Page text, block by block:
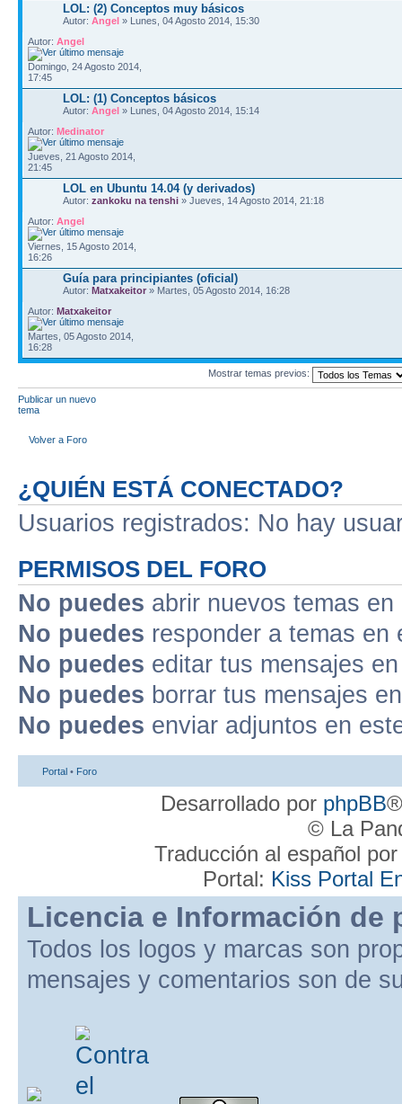
LOL: (2) Conceptos muy básicos
Autor: Angel » Lunes, 04 Agosto 2014, 15:30
Autor: Angel
Domingo, 24 Agosto 2014,
17:45
LOL: (1) Conceptos básicos
Autor: Angel » Lunes, 04 Agosto 2014, 15:14
Autor: Medinator
Jueves, 21 Agosto 2014,
21:45
LOL en Ubuntu 14.04 (y derivados)
Autor: zankoku na tenshi » Jueves, 14 Agosto 2014, 21:18
Autor: Angel
Viernes, 15 Agosto 2014,
16:26
Guía para principiantes (oficial)
Autor: Matxakeitor » Martes, 05 Agosto 2014, 16:28
Autor: Matxakeitor
Martes, 05 Agosto 2014,
16:28
Mostrar temas previos:
Publicar un nuevo
tema
Volver a Foro
¿QUIÉN ESTÁ CONECTADO?
Usuarios registrados: No hay
PERMISOS DEL FORO
No puedes abrir nuevos temas
No puedes responder a temas en
No puedes editar tus mensajes
No puedes borrar tus mensajes
No puedes enviar adjuntos en
Portal • Foro
Desarrollado por phpBB
© La
Traducción al español
Portal: Kiss Portal
Licencia e Información de
Todos los logos y marcas son
mensajes y comentarios son de